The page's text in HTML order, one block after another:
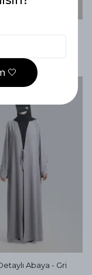
3,749.99
Abaya - Gri
🤍